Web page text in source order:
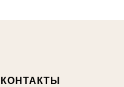
КОНТАКТЫ